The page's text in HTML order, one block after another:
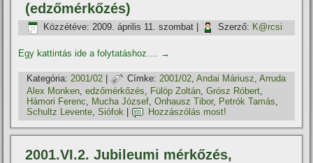
(edzőmérkőzés)
Közzétéve: 2009. április 11. szombat Szerző: K@rcsi
Egy kattintás ide a folytatáshoz.... →
Kategória: 2001/02 | Címke: 2001/02,Andai Máriusz,Arruda
Alex Monken,edzőmérkőzés, Fülöp Zoltán,Grósz Róbert,
Hámori Ferenc, Mucha József,Onhausz Tibor, Petrók Tamás,
Schultz Levente,Siófok Hozzászólás most!
2001.VI.2. Jubileumi mérkőzés,